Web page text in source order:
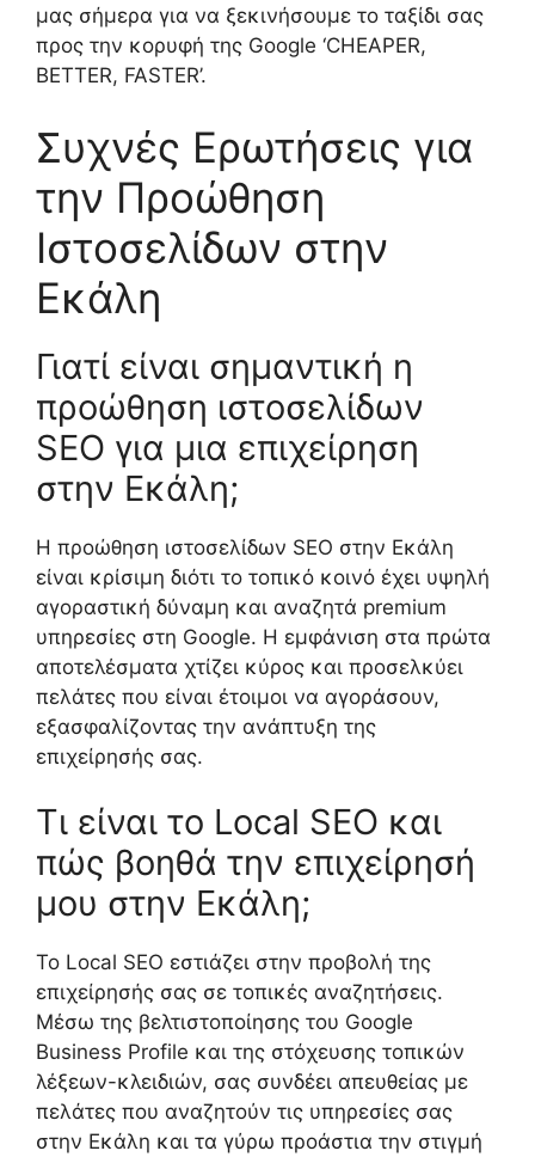
μας σήμερα για να ξεκινήσουμε το ταξίδι σας
προς την κορυφή της Google ‘CHEAPER,
BETTER, FASTER’.
Συχνές Ερωτήσεις για
την Προώθηση
Ιστοσελίδων στην
Εκάλη
Γιατί είναι σημαντική η
προώθηση ιστοσελίδων
SEO για μια επιχείρηση
στην Εκάλη;
Η προώθηση ιστοσελίδων SEO στην Εκάλη
είναι κρίσιμη διότι το τοπικό κοινό έχει υψηλή
αγοραστική δύναμη και αναζητά premium
υπηρεσίες στη Google. Η εμφάνιση στα πρώτα
αποτελέσματα χτίζει κύρος και προσελκύει
πελάτες που είναι έτοιμοι να αγοράσουν,
εξασφαλίζοντας την ανάπτυξη της
επιχείρησής σας.
Τι είναι το Local SEO και
πώς βοηθά την επιχείρησή
μου στην Εκάλη;
Το Local SEO εστιάζει στην προβολή της
επιχείρησής σας σε τοπικές αναζητήσεις.
Μέσω της βελτιστοποίησης του Google
Business Profile και της στόχευσης τοπικών
λέξεων-κλειδιών, σας συνδέει απευθείας με
πελάτες που αναζητούν τις υπηρεσίες σας
στην Εκάλη και τα γύρω προάστια την στιγμή